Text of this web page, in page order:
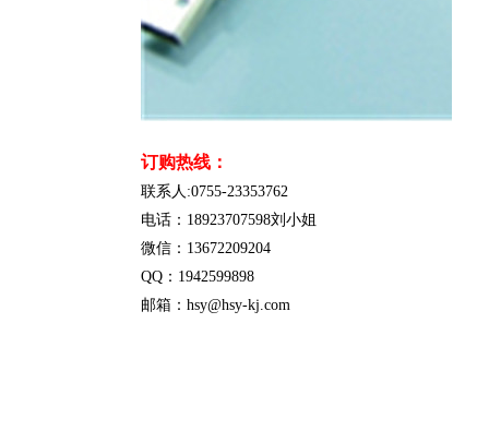
订购热线：
联系人:0755-23353762
电话：18923707598刘小姐
微信：13672209204
QQ：1942599898
邮箱：hsy@hsy-kj.com